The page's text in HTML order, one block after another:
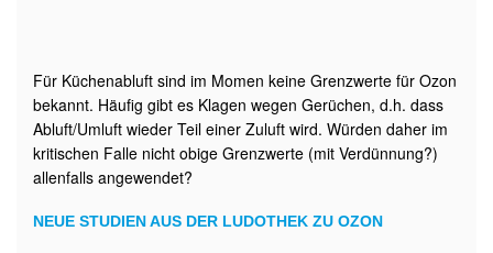
Für Küchenabluft sind im Momen keine Grenzwerte für Ozon
bekannt. Häufig gibt es Klagen wegen Gerüchen, d.h. dass
Abluft/Umluft wieder Teil einer Zuluft wird. Würden daher im
kritischen Falle nicht obige Grenzwerte (mit Verdünnung?)
allenfalls angewendet?
NEUE STUDIEN AUS DER LUDOTHEK ZU OZON